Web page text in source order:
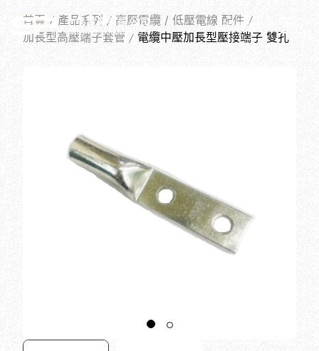
繁體中文
PRODUCTS
首頁 產品系列
高壓電纜 / 低壓電線 配件
加長型高壓端子套管
電纜中壓加長型壓接端子 雙孔